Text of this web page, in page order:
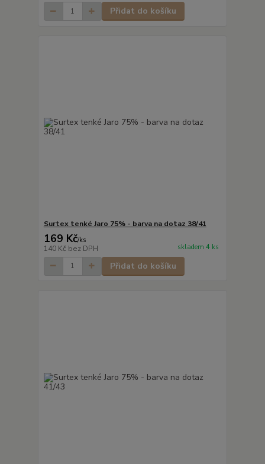
Přidat do košíku
Surtex tenké Jaro 75% - barva na dotaz 38/41
169 Kč/ks
140 Kč bez DPH skladem 4 ks
Přidat do košíku